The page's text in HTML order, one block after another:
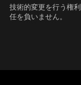
技術的変更を行う権
任を負いません。